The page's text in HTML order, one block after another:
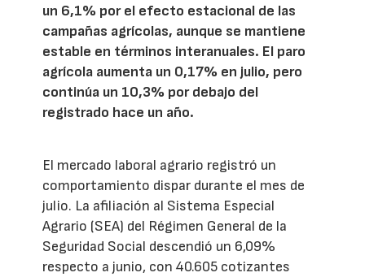
un 6,1% por el efecto estacional de las
campañas agrícolas, aunque se mantiene
estable en términos interanuales. El paro
agrícola aumenta un 0,17% en julio, pero
continúa un 10,3% por debajo del
registrado hace un año.
El mercado laboral agrario registró un
comportamiento dispar durante el mes de
julio. La afiliación al Sistema Especial
Agrario (SEA) del Régimen General de la
Seguridad Social descendió un 6,09%
respecto a junio, con 40.605 cotizantes